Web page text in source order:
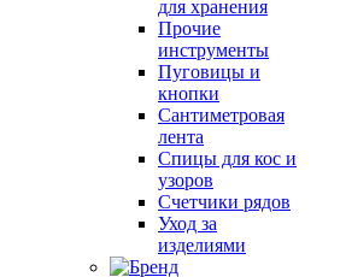
для хранения
Прочие
инструменты
Пуговицы и
кнопки
Сантиметровая
лента
Спицы для кос и
узоров
Счетчики рядов
Уход за
изделиями